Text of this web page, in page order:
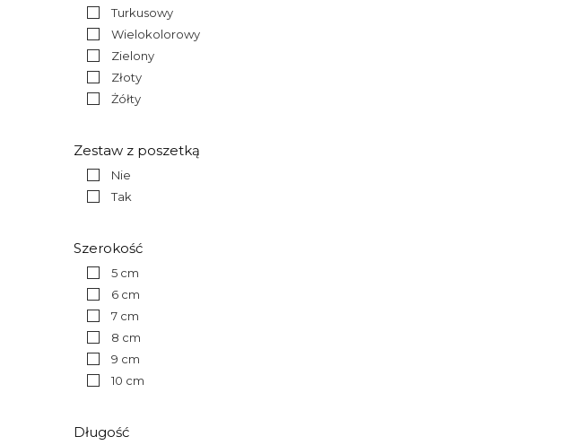
Turkusowy
Wielokolorowy
Zielony
Złoty
Żółty
Zestaw z poszetką
Nie
Tak
Szerokość
5 cm
6 cm
7 cm
8 cm
9 cm
10 cm
Długość